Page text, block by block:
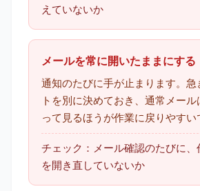
えていないか
メールを常に開いたままにする
通知のたびに手が止まります。急
トを別に決めておき、通常メー
って見るほうが作業に戻りやすい
チェック：メール確認のたびに
を開き直していないか